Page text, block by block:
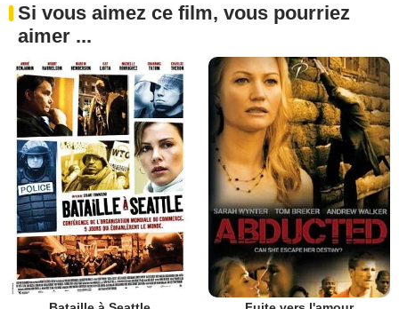
Si vous aimez ce film, vous pourriez
aimer ...